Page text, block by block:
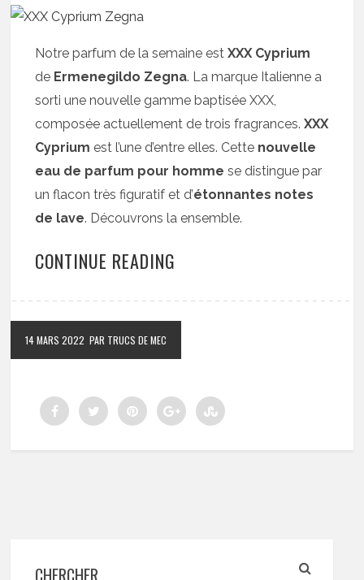
Notre parfum de la semaine estXXX Cyprium
de Ermenegildo Zegna. La marque Italienne a
sorti une nouvelle gamme baptisée XXX,
composée actuellement de trois fragrances.XXX
Cyprium est l’une d’entre elles. Cette nouvelle
eau de parfum pour homme se distingue par
un flacon très figuratif et d’étonnantes notes
de lave. Découvrons la ensemble.
CONTINUE READING
14 MARS 2022 PAR TRUCS DE MEC
CHERCHER